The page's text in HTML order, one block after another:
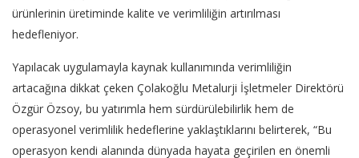
ürünlerinin üretiminde kalite ve verimliliğin artırılması
hedefleniyor.
Yapılacak uygulamayla kaynak kullanımında verimliliğin
artacağına dikkat çeken Çolakoğlu Metalurji İşletmeler Direktörü
Özgür Özsoy, bu yatırımla hem sürdürülebilirlik hem de
operasyonel verimlilik hedeflerine yaklaştıklarını belirterek, “Bu
operasyon kendi alanında dünyada hayata geçirilen en önemli